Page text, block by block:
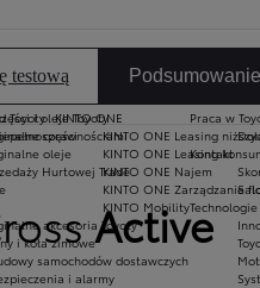
Toyoty
Praca w
Kontakt
Technologie
KINTO ONE
KINTO ONE Leasing
KINTO ONE Leasing
KINTO ONE Najem
KINTO ONE Zarządzanie
KINTO Mobility
i oleje Toyoty
części
oleje
Hurtowej Trade
akcesoria Toyoty
i koła zimowe
samochodów dostawczych
i alarmy
testową Podsumowanie
Active